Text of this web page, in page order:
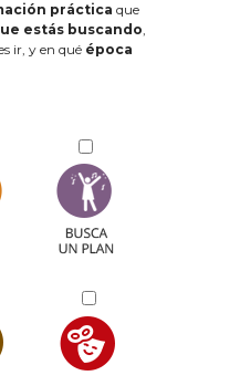
práctica que
estás buscando,
ir, y en qué época